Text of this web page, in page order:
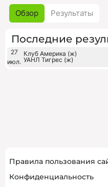
Обзор Результаты
Последние
27
июл.
Клуб Америка (ж)
УАНЛ Тигрес (ж)
Правила пользования
Конфиденциальность